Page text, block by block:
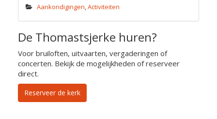
Aankondigingen,Activiteiten
De Thomastsjerke huren?
Voor bruiloften, uitvaarten, vergaderingen of
concerten. Bekijk de mogelijkheden of reserveer
direct.
Reserveer de kerk